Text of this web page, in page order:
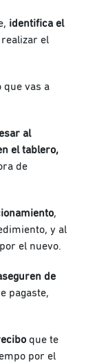
identifica el
el
que vas a
al
el tablero,
de
,
y al
el nuevo.
de
pagaste,
que te
por el